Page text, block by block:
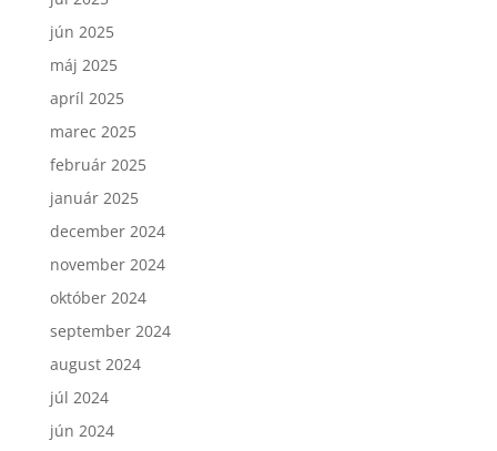
jún 2025
máj 2025
apríl 2025
marec 2025
február 2025
január 2025
december 2024
november 2024
október 2024
september 2024
august 2024
júl 2024
jún 2024